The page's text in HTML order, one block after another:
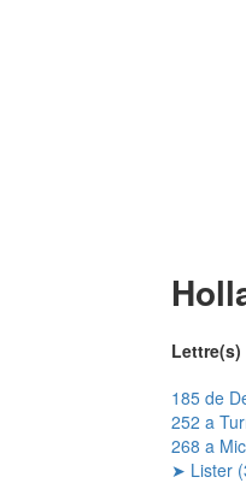
Lettre(s)
185 de
252 a
268 a
➤ Lister